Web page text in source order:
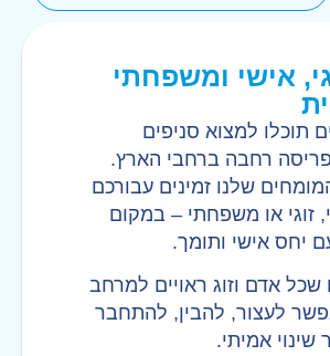
אישי ומשפחתי
תוכלו למצוא סניפים
רחבה ברחבי הארץ.
שלנו זמינים עבורכם
זוגי או משפחתי – במקום
יחס אישי ותומך.
שכל אדם וזוג ראויים למרחב
לעצור, להבין, להתחבר
שינוי אמיתי.